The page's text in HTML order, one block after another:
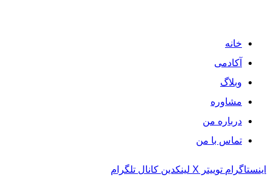
خانه
آکادمی
وبلاگ
مشاوره
درباره من
تماس با من
اینستاگرام توییتر X لینکدین کانال تلگرام